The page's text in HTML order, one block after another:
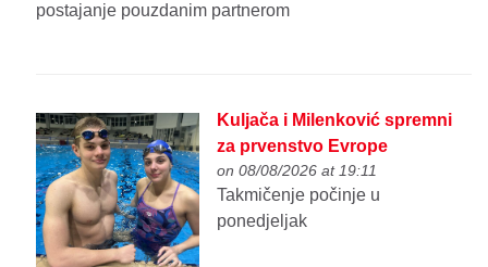
postajanje pouzdanim partnerom
Kuljača i Milenković spremni
za prvenstvo Evrope
on 08/08/2026 at 19:11
Takmičenje počinje u
ponedjeljak